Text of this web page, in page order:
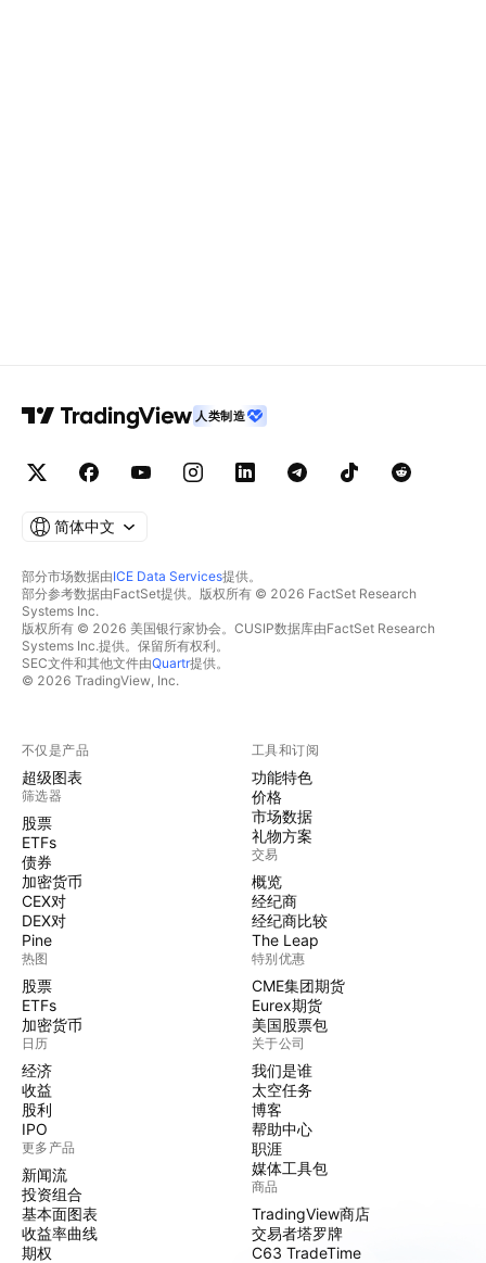
人类制造
简体中文
部分市场数据由ICE Data Services提供。
部分参考数据由FactSet提供。版权所有 © 2026 FactSet Research
Systems Inc.
版权所有 © 2026 美国银行家协会。CUSIP数据库由FactSet Research
Systems Inc.提供。保留所有权利。
SEC文件和其他文件由Quartr提供。
© 2026 TradingView, Inc.
不仅是产品
超级图表
筛选器
股票
ETFs
债券
加密货币
CEX对
DEX对
Pine
热图
股票
ETFs
加密货币
日历
经济
收益
股利
IPO
更多产品
新闻流
投资组合
基本面图表
收益率曲线
期权
工具和订阅
功能特色
价格
市场数据
礼物方案
交易
概览
经纪商
经纪商比较
The Leap
特别优惠
CME集团期货
Eurex期货
美国股票包
关于公司
我们是谁
太空任务
博客
帮助中心
职涯
媒体工具包
商品
TradingView商店
交易者塔罗牌
C63 TradeTime